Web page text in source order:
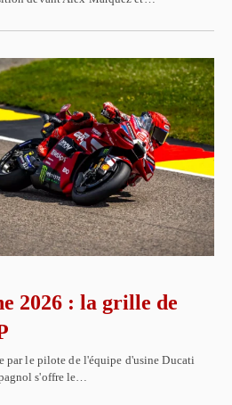
2026 : la grille de
par le pilote de l'équipe d'usine Ducati
s'offre le…